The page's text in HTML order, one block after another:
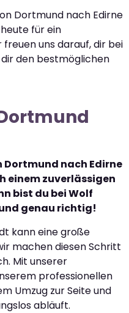
Dortmund nach Edirne
für ein
uns darauf, dir bei
den bestmöglichen
Dortmund nach Edirne
einem zuverlässigen
bist du bei Wolf
genau richtig!
kann eine große
machen diesen Schritt
Mit unserer
professionellen
Umzug zur Seite und
abläuft.